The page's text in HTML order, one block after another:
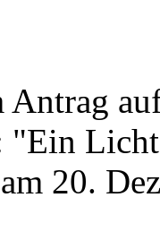
Antrag
"Ein
20.